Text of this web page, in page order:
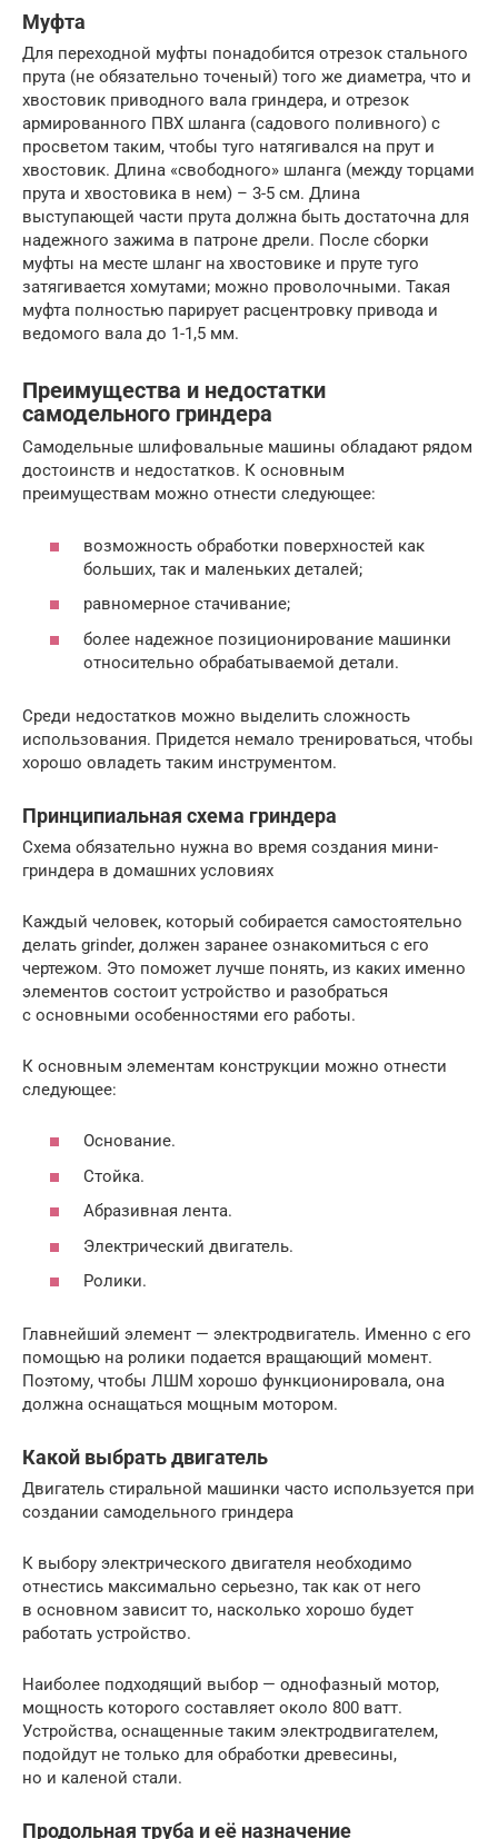
Муфта
Для переходной муфты понадобится отрезок стального
прута (не обязательно точеный) того же диаметра, что и
хвостовик приводного вала гриндера, и отрезок
армированного ПВХ шланга (садового поливного) с
просветом таким, чтобы туго натягивался на прут и
хвостовик. Длина «свободного» шланга (между торцами
прута и хвостовика в нем) – 3-5 см. Длина
выступающей части прута должна быть достаточна для
надежного зажима в патроне дрели. После сборки
муфты на месте шланг на хвостовике и пруте туго
затягивается хомутами; можно проволочными. Такая
муфта полностью парирует расцентровку привода и
ведомого вала до 1-1,5 мм.
Преимущества и недостатки
самодельного гриндера
Самодельные шлифовальные машины обладают рядом
достоинств и недостатков. К основным
преимуществам можно отнести следующее:
возможность обработки поверхностей как
больших, так и маленьких деталей;
равномерное стачивание;
более надежное позиционирование машинки
относительно обрабатываемой детали.
Среди недостатков можно выделить сложность
использования. Придется немало тренироваться, чтобы
хорошо овладеть таким инструментом.
Принципиальная схема гриндера
Схема обязательно нужна во время создания мини-
гриндера в домашних условиях
Каждый человек, который собирается самостоятельно
делать grinder, должен заранее ознакомиться с его
чертежом. Это поможет лучше понять, из каких именно
элементов состоит устройство и разобраться
с основными особенностями его работы.
К основным элементам конструкции можно отнести
следующее:
Основание.
Стойка.
Абразивная лента.
Электрический двигатель.
Ролики.
Главнейший элемент — электродвигатель. Именно с его
помощью на ролики подается вращающий момент.
Поэтому, чтобы ЛШМ хорошо функционировала, она
должна оснащаться мощным мотором.
Какой выбрать двигатель
Двигатель стиральной машинки часто используется при
создании самодельного гриндера
К выбору электрического двигателя необходимо
отнестись максимально серьезно, так как от него
в основном зависит то, насколько хорошо будет
работать устройство.
Наиболее подходящий выбор — однофазный мотор,
мощность которого составляет около 800 ватт.
Устройства, оснащенные таким электродвигателем,
подойдут не только для обработки древесины,
но и каленой стали.
Продольная труба и её назначение